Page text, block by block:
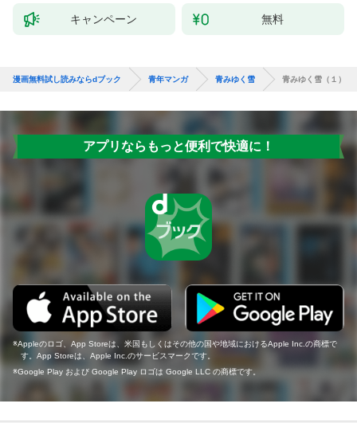
キャンペーン 無料
漫画無料試し読みならdブック 青年マンガ 青みゆく雪 青みゆく雪（１）
アプリならもっと便利で快適に！
Appleのロゴ、App Storeは、米国もしくはその他の国や地域におけるApple Inc.の商標で
す。App Storeは、Apple Inc.のサービスマークです。
Google Play および Google Play ロゴは Google LLC の商標です。